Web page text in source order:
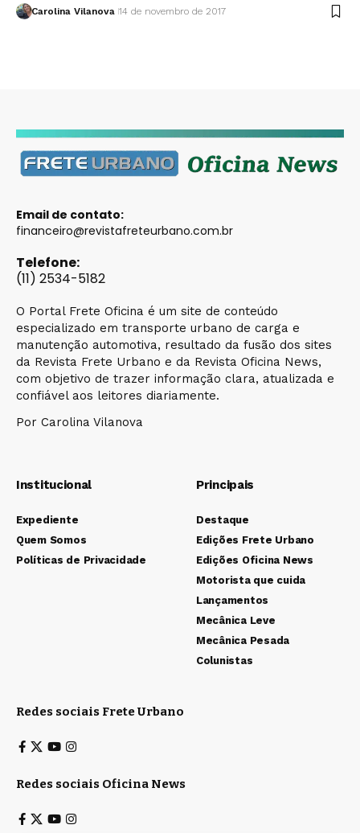
Carolina Vilanova 14 de novembro de 2017
Email de contato:
financeiro@revistafreteurbano.com.br
Telefone:
(11) 2534-5182
O Portal Frete Oficina é um site de conteúdo
especializado em transporte urbano de carga e
manutenção automotiva, resultado da fusão dos sites
da Revista Frete Urbano e da Revista Oficina News,
com objetivo de trazer informação clara, atualizada e
confiável aos leitores diariamente.
Por Carolina Vilanova
Institucional
Expediente
Quem Somos
Políticas de Privacidade
Principais
Destaque
Edições Frete Urbano
Edições Oficina News
Motorista que cuida
Lançamentos
Mecânica Leve
Mecânica Pesada
Colunistas
Redes sociais Frete Urbano
Redes sociais Oficina News